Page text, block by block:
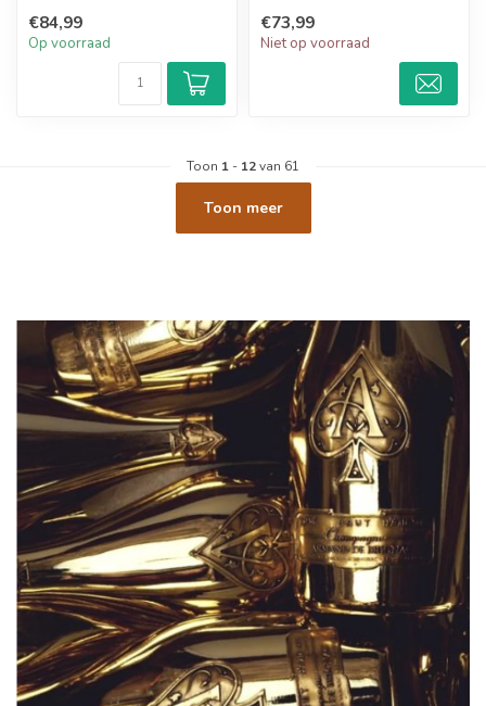
koelbox die je cha...
€84,99
Op voorraad
koelbox die je cha...
€73,99
Niet op voorraad
Toon 1 - 12van 61
Toon meer